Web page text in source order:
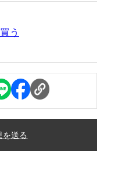
う
送る